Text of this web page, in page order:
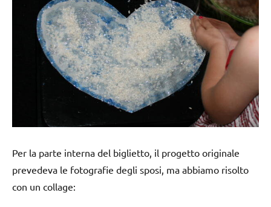
Per la parte interna del biglietto, il progetto originale
prevedeva le fotografie degli sposi, ma abbiamo risolto
con un collage: